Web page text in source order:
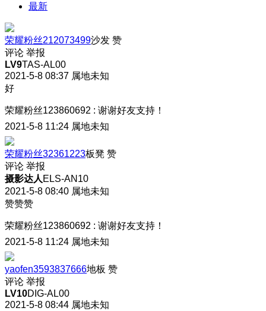
最新
荣耀粉丝212073499沙发 赞
评论 举报
LV9TAS-AL00
2021-5-8 08:37 属地未知
好
荣耀粉丝123860692 : 谢谢好友支持！
2021-5-8 11:24 属地未知
荣耀粉丝32361223板凳 赞
评论 举报
摄影达人 ELS-AN10
2021-5-8 08:40 属地未知
赞赞赞
荣耀粉丝123860692 : 谢谢好友支持！
2021-5-8 11:24 属地未知
yaofen3593837666地板 赞
评论 举报
LV10DIG-AL00
2021-5-8 08:44 属地未知